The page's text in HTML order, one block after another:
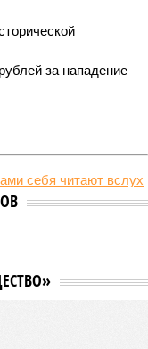
за нападение